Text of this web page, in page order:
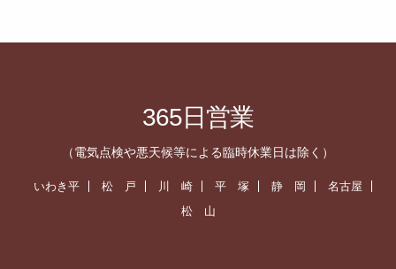
365日営業
（電気点検や悪天候等による臨時休業日は除く）
いわき平 松 戸 川 崎 平 塚 静 岡
名古屋
松 山